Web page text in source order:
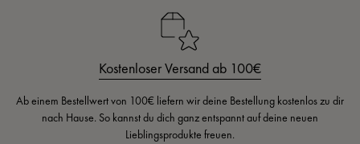
Kostenloser Versand ab 100€
Ab einem Bestellwert von 100€ liefern wir deine Bestellung kostenlos zu dir
nach Hause. So kannst du dich ganz entspannt auf deine neuen
Lieblingsprodukte freuen.